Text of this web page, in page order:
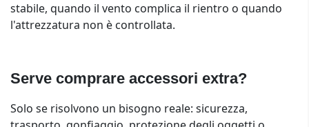
stabile, quando il vento complica il rientro o quando
l'attrezzatura non è controllata.
Serve comprare accessori extra?
Solo se risolvono un bisogno reale: sicurezza,